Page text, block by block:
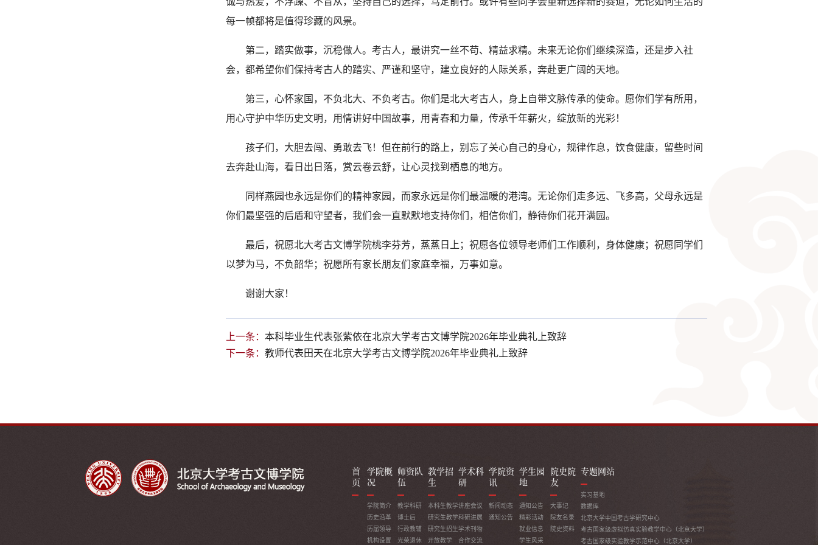
每一帧都将是值得珍藏的风景。
第二，踏实做事，沉稳做人。考古人，最讲究一丝不苟、精益求精。未来无论你们继续深造，还是步入社
会，都希望你们保持考古人的踏实、严谨和坚守，建立良好的人际关系，奔赴更广阔的天地。
第三，心怀家国，不负北大、不负考古。你们是北大考古人，身上自带文脉传承的使命。愿你们学有所用，
用心守护中华历史文明，用情讲好中国故事，用青春和力量，传承千年薪火，绽放新的光彩！
孩子们，大胆去闯、勇敢去飞！但在前行的路上，别忘了关心自己的身心，规律作息，饮食健康，留些时间
去奔赴山海，看日出日落，赏云卷云舒，让心灵找到栖息的地方。
同样燕园也永远是你们的精神家园，而家永远是你们最温暖的港湾。无论你们走多远、飞多高，父母永远是
你们最坚强的后盾和守望者，我们会一直默默地支持你们，相信你们，静待你们花开满园。
最后，祝愿北大考古文博学院桃李芬芳，蒸蒸日上；祝愿各位领导老师们工作顺利，身体健康；祝愿同学们
以梦为马，不负韶华；祝愿所有家长朋友们家庭幸福，万事如意。
谢谢大家！
上一条： 本科毕业生代表张紫依在北京大学考古文博学院2026年毕业典礼上致辞
下一条： 教师代表田天在北京大学考古文博学院2026年毕业典礼上致辞
首
页
学院概
况
学院简介
历史沿革
历届领导
机构设置
师资队
伍
教学科研
博士后
行政教辅
光荣退休
教学招
生
本科生教学
研究生教学
研究生招生
开放教学
学术科
研
讲座会议
科研进展
学术刊物
合作交流
学院资
讯
新闻动态
通知公告
学生园
地
通知公告
精彩活动
就业信息
学生风采
院史院
友
大事记
院友名录
院史资料
专题网站
实习基地
数据库
北京大学中国考古学研究中心
考古国家级虚拟仿真实验教学中心（北京大学）
考古国家级实验教学示范中心（北京大学）